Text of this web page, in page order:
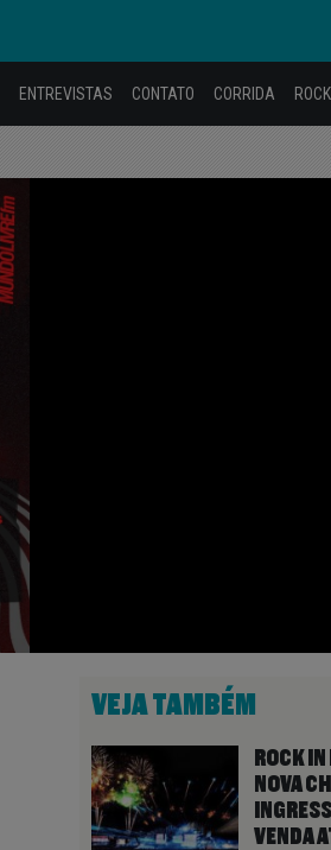
ENTREVISTAS CONTATO CORRIDA
VEJA TAMBÉM
ROCK
NOVA
VENDA